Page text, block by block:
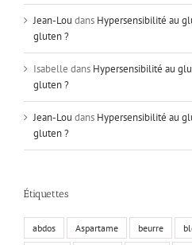
Jean-Lou dans Hypersensibilité au
gluten ?
Isabelle dans Hypersensibilité au
gluten ?
Jean-Lou dans Hypersensibilité au
gluten ?
Étiquettes
abdos Aspartame beurre